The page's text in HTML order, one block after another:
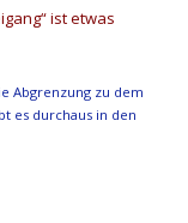
ist etwas
Abgrenzung zu dem
es durchaus in den